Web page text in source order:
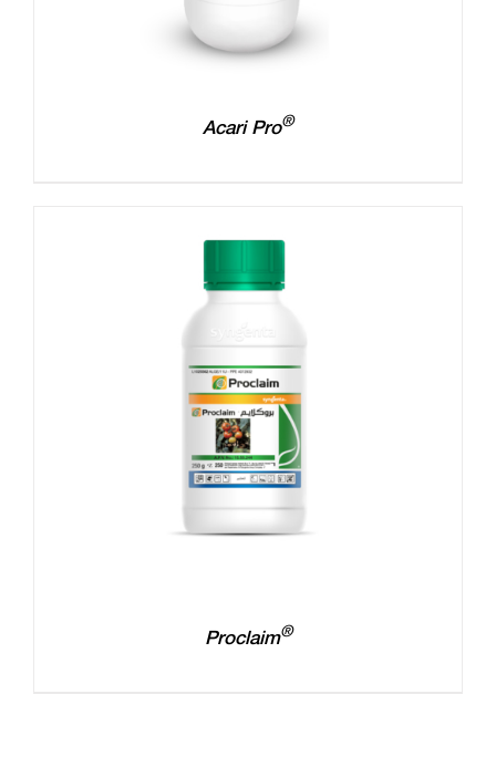
Acari Pro®
Proclaim®